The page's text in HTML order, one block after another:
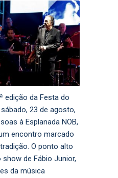
edição da Festa do
23 de agosto,
à Esplanada NOB,
encontro marcado
O ponto alto
de Fábio Junior,
da música